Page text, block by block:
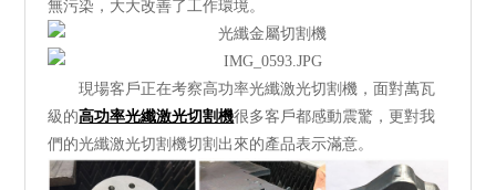
無污染，大大改善了工作環境。
現場客戶正在考察高功率光纖激光切割機，面對萬瓦
級的高功率光纖激光切割機很多客戶都感動震驚，更對我
們的光纖激光切割機切割出來的產品表示滿意。